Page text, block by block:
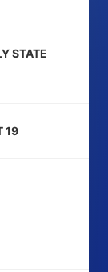
STATE
19